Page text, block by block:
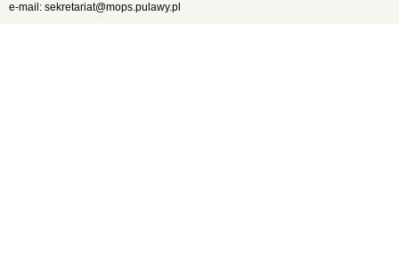
e-mail: sekretariat@mops.pulawy.pl